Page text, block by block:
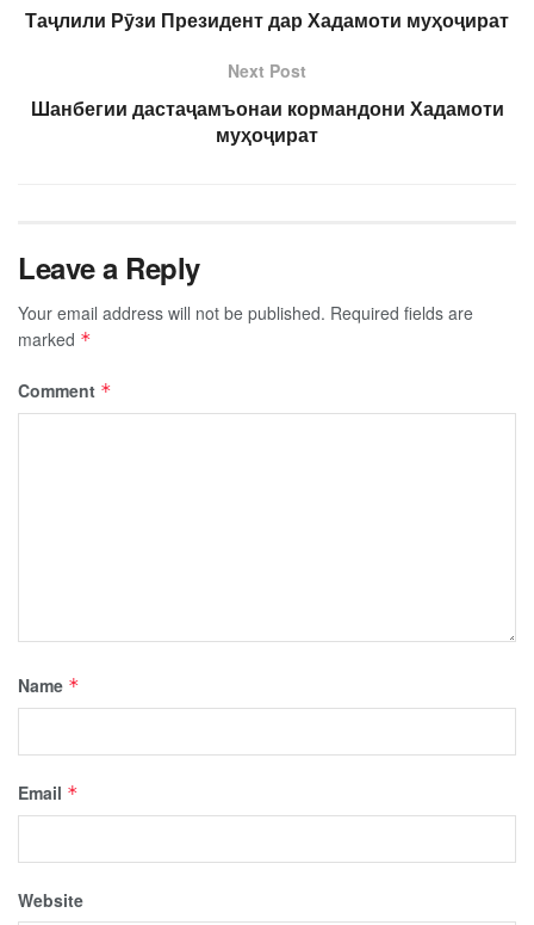
Таҷлили Рӯзи Президент дар Хадамоти муҳоҷират
Next Post
Шанбегии дастаҷамъонаи кормандони Хадамоти
муҳоҷират
Leave a Reply
Your email address will not be published. Required fields are
marked *
Comment *
Name *
Email *
Website